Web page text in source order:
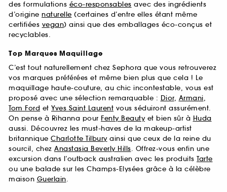
des formulations éco-responsables avec des ingrédients
d’origine naturelle (certaines d’entre elles étant même
certifiées vegan) ainsi que des emballages éco-conçus et
recyclables.
Top Marques Maquillage
C’est tout naturellement chez Sephora que vous retrouverez
vos marques préférées et même bien plus que cela ! Le
maquillage haute-couture, au chic incontestable, vous est
proposé avec une sélection remarquable : Dior, Armani,
Tom Ford et Yves Saint Laurent vous séduiront assurément.
On pense à Rihanna pour Fenty Beautyet bien sûr à Huda
aussi. Découvrez les must-haves de la makeup-artist
britannique Charlotte Tilburyainsi que ceux de la reine du
sourcil, chez Anastasia Beverly Hills. Offrez-vous enfin une
excursion dans l’outback australien avec les produits Tarte
ou une balade sur les Champs-Elysées grâce à la célèbre
maison Guerlain.